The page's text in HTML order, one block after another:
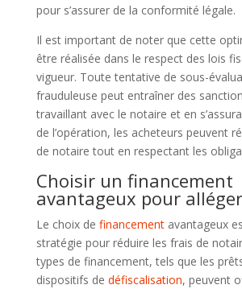
pour s’assurer de la conformité légale.
Il est important de noter que cette
être réalisée dans le respect des lois
vigueur. Toute tentative de sous-
frauduleuse peut entraîner des
travaillant avec le notaire et en
de l’opération, les acheteurs peuvent
de notaire tout en respectant les
Choisir un financement
avantageux pour
Le choix de financementavantageux
stratégie pour réduire les frais de
types de financement, tels que les
dispositifs de défiscalisation, peuvent